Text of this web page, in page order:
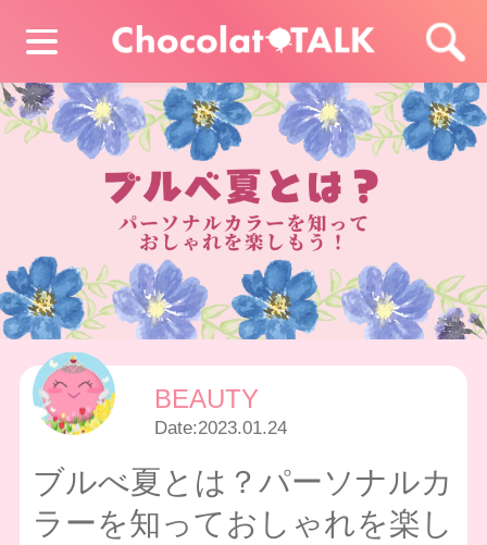
BEAUTY
Date:2023.01.24
ブルべ夏とは？パーソナルカ
ラーを知っておしゃれを楽し